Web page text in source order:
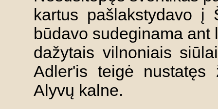
kartus pašlakstydavo į
būdavo sudeginama
dažytais vilnoniais
Adler'is teigė nustatęs
Alyvų kalne.